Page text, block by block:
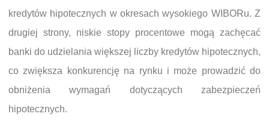
kredytów hipotecznych w okresach wysokiego WIBORu. Z
drugiej strony, niskie stopy procentowe mogą zachęcać
banki do udzielania większej liczby kredytów hipotecznych,
co zwiększa konkurencję na rynku i może prowadzić do
obniżenia wymagań dotyczących zabezpieczeń
hipotecznych.